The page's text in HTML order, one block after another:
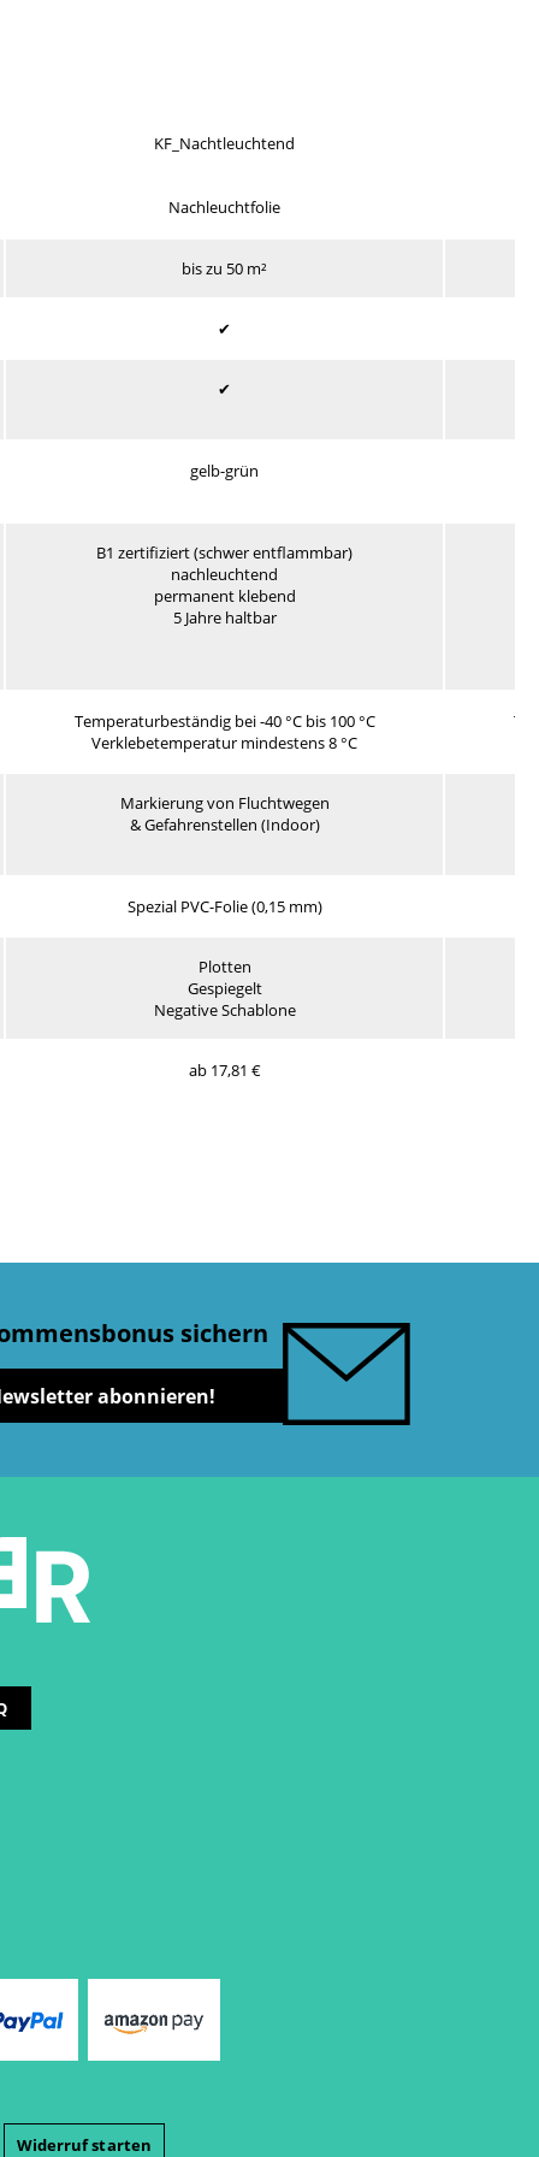
KF_Nachtleuchtend
Nachleuchtfolie
bis zu 50 m²
✔
✔
gelb-grün
B1 zertifiziert (schwer entflammbar)
nachleuchtend
permanent klebend
5 Jahre haltbar
Temperaturbeständig bei -40 °C bis 100 °C
Verklebetemperatur mindestens 8 °C
Markierung von Fluchtwegen
& Gefahrenstellen (Indoor)
Spezial PVC-Folie (0,15 mm)
Plotten
Gespiegelt
Negative Schablone
ab 17,81 €
sichern
abonnieren!
Widerruf starten